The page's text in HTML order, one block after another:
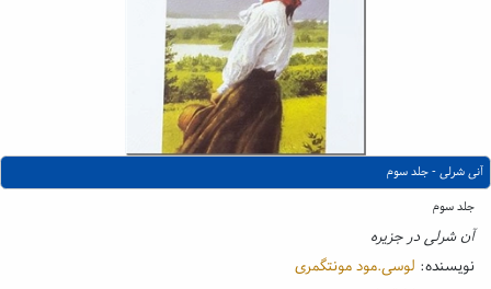
آنی شرلی - جلد سوم
جلد سوم
آن شرلی در جزیره
نویسنده: لوسی.مود مونتگمری